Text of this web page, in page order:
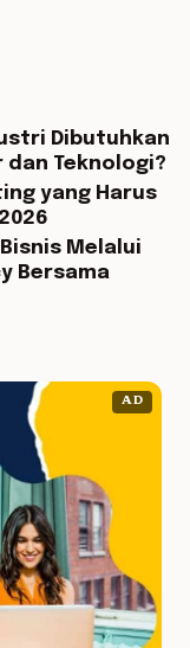
Dibutuhkan
Teknologi?
yang Harus
Melalui
Bersama
AD